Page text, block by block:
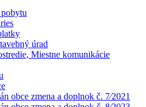
úrad
Miestne komunikácie
obce zmena a doplnok č. 7⁄2021